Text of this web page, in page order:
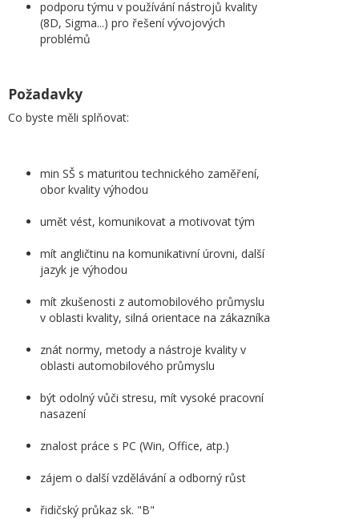
podporu týmu v používání nástrojů kvality
(8D, Sigma...) pro řešení vývojových
problémů
Požadavky
Co byste měli splňovat:
min SŠ s maturitou technického zaměření,
obor kvality výhodou
umět vést, komunikovat a motivovat tým
mít angličtinu na komunikativní úrovni, další
jazyk je výhodou
mít zkušenosti z automobilového průmyslu
v oblasti kvality, silná orientace na zákazníka
znát normy, metody a nástroje kvality v
oblasti automobilového průmyslu
být odolný vůči stresu, mít vysoké pracovní
nasazení
znalost práce s PC (Win, Office, atp.)
zájem o další vzdělávání a odborný růst
řidičský průkaz sk. "B"